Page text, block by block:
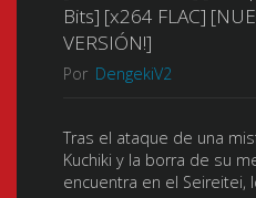
the
Verse)
Bits] [x264 FLAC]
VERSIÓN!]
Por DengekiV2
Tras el ataque de una
Kuchiki y la borra de su
encuentra en el Seireitei,